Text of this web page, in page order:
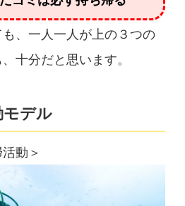
、一人一人が上の３つの
十分だと思います。
モデル
動＞